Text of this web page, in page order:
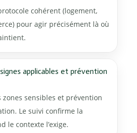
cohérent (logement,
pour agir précisément là où
applicables et prévention
zones sensibles et prévention
Le suivi confirme la
le contexte l’exige.